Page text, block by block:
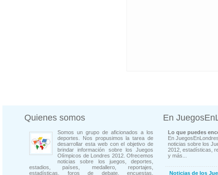
Quienes somos
Somos un grupo de aficionados a los
deportes. Nos propusimos la tarea de
desarrollar esta web con el objetivo de
brindar información sobre los Juegos
Olímpicos de Londres 2012. Ofrecemos
noticias sobre los juegos, deportes,
estadios, países, medallero, reportajes,
estadísticas, foros de debate, encuestas,
En
Lo que puedes
En
noticias sobre los
2012, estadísticas,
y más...
Noticias de los